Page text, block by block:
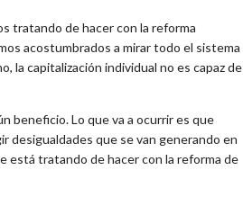
tratando de hacer con la reforma
acostumbrados a mirar todo el sistema
la capitalización individual no es capaz de
beneficio. Lo que va a ocurrir es que
desigualdades que se van generando en
está tratando de hacer con la reforma de